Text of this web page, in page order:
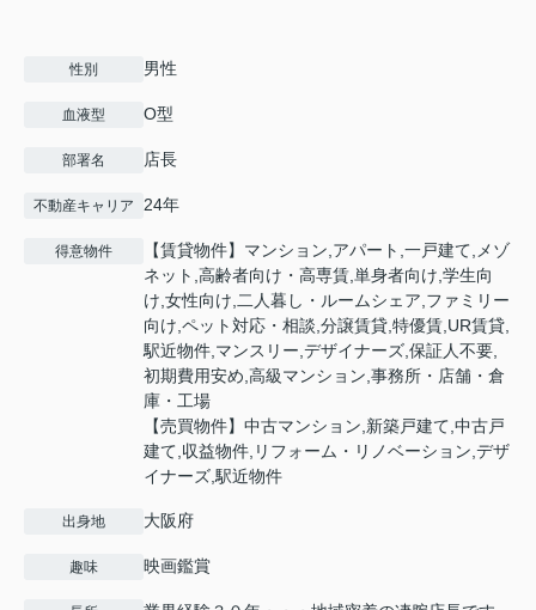
性別 男性
血液型 O型
部署名 店長
不動産キャリア 24年
得意物件
【賃貸物件】マンション,アパート,一戸建て,メゾ
ネット,高齢者向け・高専賃,単身者向け,学生向
け,女性向け,二人暮し・ルームシェア,ファミリー
向け,ペット対応・相談,分譲賃貸,特優賃,UR賃貸,
駅近物件,マンスリー,デザイナーズ,保証人不要,
初期費用安め,高級マンション,事務所・店舗・倉
庫・工場
【売買物件】中古マンション,新築戸建て,中古戸
建て,収益物件,リフォーム・リノベーション,デザ
イナーズ,駅近物件
出身地 大阪府
趣味 映画鑑賞